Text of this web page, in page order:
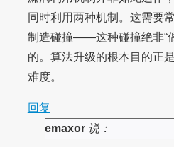
同时利用两种机制。这需要
制造碰撞——这种碰撞绝非“
的。算法升级的根本目的正
难度。
回复
emaxor说：